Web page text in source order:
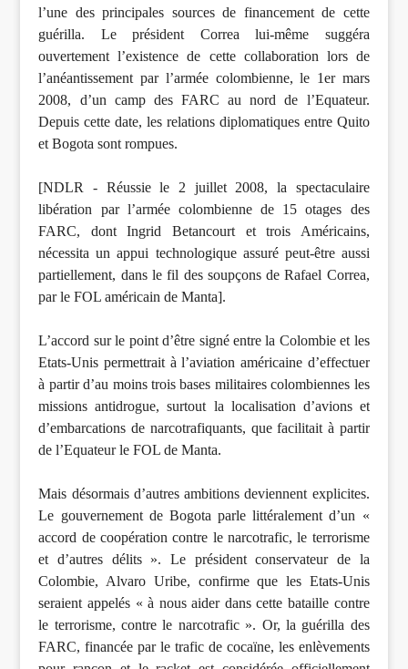
l’une des principales sources de financement de cette
guérilla. Le président Correa lui-même suggéra
ouvertement l’existence de cette collaboration lors de
l’anéantissement par l’armée colombienne, le 1er mars
2008, d’un camp des FARC au nord de l’Equateur.
Depuis cette date, les relations diplomatiques entre Quito
et Bogota sont rompues.
[NDLR - Réussie le 2 juillet 2008, la spectaculaire
libération par l’armée colombienne de 15 otages des
FARC, dont Ingrid Betancourt et trois Américains,
nécessita un appui technologique assuré peut-être aussi
partiellement, dans le fil des soupçons de Rafael Correa,
par le FOL américain de Manta].
L’accord sur le point d’être signé entre la Colombie et les
Etats-Unis permettrait à l’aviation américaine d’effectuer
à partir d’au moins trois bases militaires colombiennes les
missions antidrogue, surtout la localisation d’avions et
d’embarcations de narcotrafiquants, que facilitait à partir
de l’Equateur le FOL de Manta.
Mais désormais d’autres ambitions deviennent explicites.
Le gouvernement de Bogota parle littéralement d’un «
accord de coopération contre le narcotrafic, le terrorisme
et d’autres délits ». Le président conservateur de la
Colombie, Alvaro Uribe, confirme que les Etats-Unis
seraient appelés « à nous aider dans cette bataille contre
le terrorisme, contre le narcotrafic ». Or, la guérilla des
FARC, financée par le trafic de cocaïne, les enlèvements